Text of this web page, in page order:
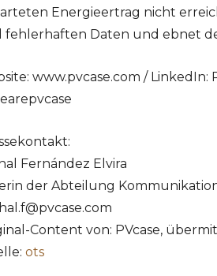
Energieertrag nicht
fehlerhaften Daten und ebnet
www.pvcase.com / LinkedIn:
Fernández Elvira
der Abteilung
Content von: PVcase,
ots